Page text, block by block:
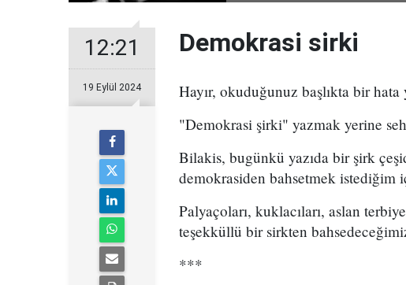
12:21
19 Eylül 2024
Demokrasi sirki
Hayır, okuduğunuz başlıkta bir hata
"Demokrasi şirki" yazmak yerine
Bilakis, bugünkü yazıda bir şirk
demokrasiden bahsetmek istediğim
Palyaçoları, kuklacıları, aslan
teşekküllü bir sirkten
***